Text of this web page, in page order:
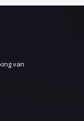
van